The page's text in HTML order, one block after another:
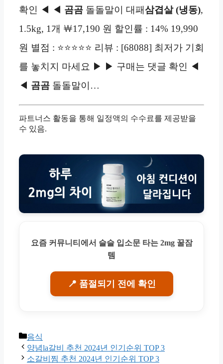
확인 ◀ ◀ 곰곰 돌돌말이 대패삼겹살 (냉동),
1.5kg, 1개 ￦17,190 원 할인률 : 14% 19,990
원 별점 : ⭐⭐⭐⭐⭐ 리뷰 : [68088] 최저가 기회
를 놓치지 마세요 ▶ ▶ 구매는 댓글 확인 ◀
◀ 곰곰 돌돌말이…
파트너스 활동을 통해 일정액의 수수료를 제공받을
수 있음.
요즘 커뮤니티에서 슬슬 입소문 타는 2mg 꿀잠
템
📍 품절되기 전에 확인
Categories
음식
양념la갈비 추천 2024년 인기순위 TOP 3
소갈비찜 추천 2024년 인기순위 TOP 3